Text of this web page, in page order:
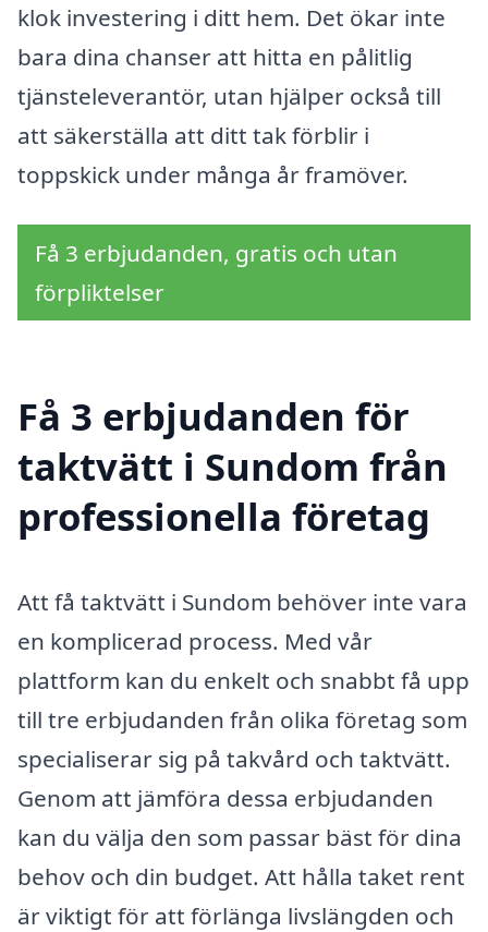
klok investering i ditt hem. Det ökar inte
bara dina chanser att hitta en pålitlig
tjänsteleverantör, utan hjälper också till
att säkerställa att ditt tak förblir i
toppskick under många år framöver.
Få 3 erbjudanden, gratis och utan
förpliktelser
Få 3 erbjudanden för
taktvätt i Sundom från
professionella företag
Att få taktvätt i Sundom behöver inte vara
en komplicerad process. Med vår
plattform kan du enkelt och snabbt få upp
till tre erbjudanden från olika företag som
specialiserar sig på takvård och taktvätt.
Genom att jämföra dessa erbjudanden
kan du välja den som passar bäst för dina
behov och din budget. Att hålla taket rent
är viktigt för att förlänga livslängden och